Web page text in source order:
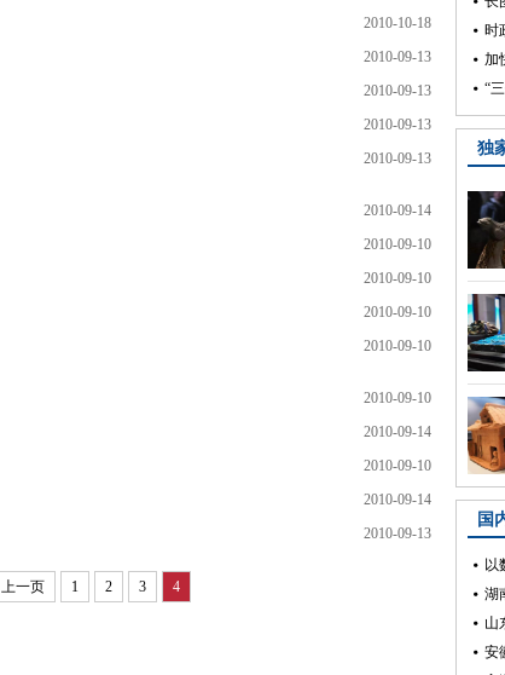
2010-10-18
2010-09-13
2010-09-13
2010-09-13
2010-09-13
2010-09-14
2010-09-10
2010-09-10
2010-09-10
2010-09-10
2010-09-10
2010-09-14
2010-09-10
2010-09-14
2010-09-13
上一页 1 2 3 4